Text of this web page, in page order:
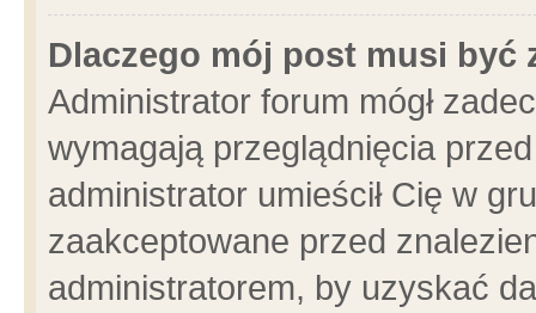
Dlaczego mój post musi być
Administrator forum mógł
wymagają przeglądnięcia
administrator umieścił Cię w
zaakceptowane przed
administratorem, by uzyskać